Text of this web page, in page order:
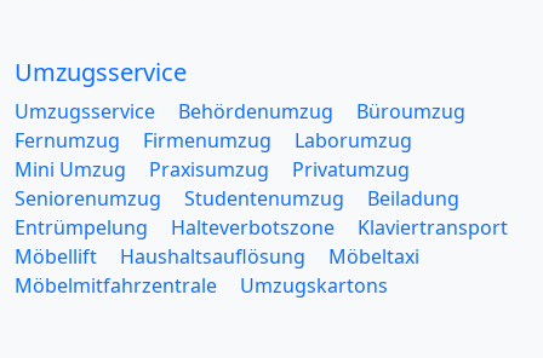
Umzugsservice
Umzugsservice Behördenumzug
Büroumzug
Fernumzug
Firmenumzug
Laborumzug
Mini Umzug
Praxisumzug
Privatumzug
Seniorenumzug
Studentenumzug
Beiladung
Entrümpelung
Halteverbotszone
Klaviertransport
Möbellift
Haushaltsauflösung
Möbeltaxi
Möbelmitfahrzentrale
Umzugskartons